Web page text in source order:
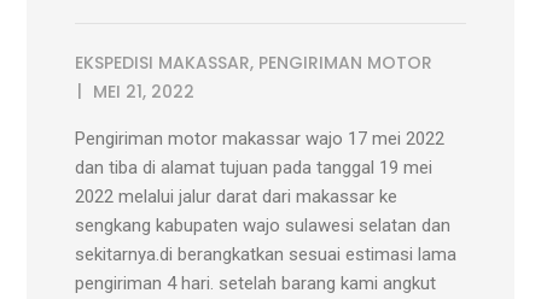
EKSPEDISI MAKASSAR, PENGIRIMAN MOTOR
MEI 21, 2022
Pengiriman motor makassar wajo 17 mei 2022
dan tiba di alamat tujuan pada tanggal 19 mei
2022 melalui jalur darat dari makassar ke
sengkang kabupaten wajo sulawesi selatan dan
sekitarnya.di berangkatkan sesuai estimasi lama
pengiriman 4 hari. setelah barang kami angkut